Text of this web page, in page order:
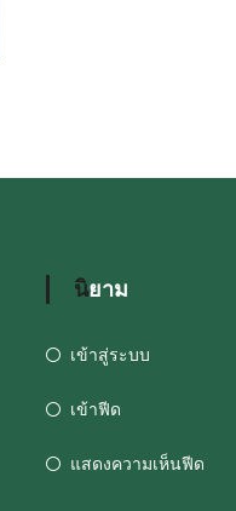
นิยาม
เข้าสู่ระบบ
เข้าฟีด
แสดงความเห็นฟีด